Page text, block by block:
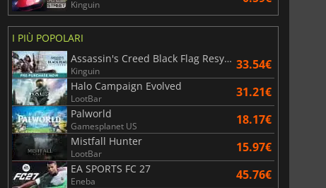
6.75 15.48
Kinguin
I PIÙ POPOLARI
Assassin's Creed Black Flag Resynced
Kinguin 33.54€
Halo Campaign Evolved
LootBar 31.21€
Palworld
Gamesplanet US 18.17€
Mistfall Hunter
LootBar 15.97€
EA SPORTS FC 27
Eneba 45.76€